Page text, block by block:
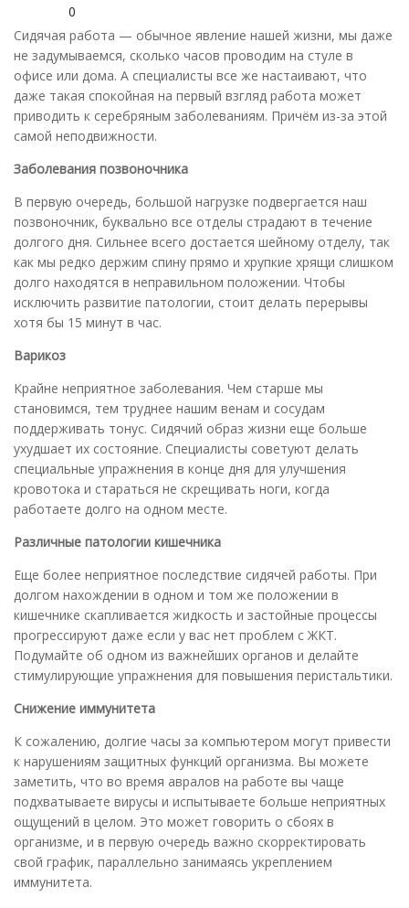
0
Сидячая работа — обычное явление нашей жизни, мы даже
не задумываемся, сколько часов проводим на стуле в
офисе или дома. А специалисты все же настаивают, что
даже такая спокойная на первый взгляд работа может
приводить к серебряным заболеваниям. Причём из-за этой
самой неподвижности.
Заболевания позвоночника
В первую очередь, большой нагрузке подвергается наш
позвоночник, буквально все отделы страдают в течение
долгого дня. Сильнее всего достается шейному отделу, так
как мы редко держим спину прямо и хрупкие хрящи слишком
долго находятся в неправильном положении. Чтобы
исключить развитие патологии, стоит делать перерывы
хотя бы 15 минут в час.
Варикоз
Крайне неприятное заболевания. Чем старше мы
становимся, тем труднее нашим венам и сосудам
поддерживать тонус. Сидячий образ жизни еще больше
ухудшает их состояние. Специалисты советуют делать
специальные упражнения в конце дня для улучшения
кровотока и стараться не скрещивать ноги, когда
работаете долго на одном месте.
Различные патологии кишечника
Еще более неприятное последствие сидячей работы. При
долгом нахождении в одном и том же положении в
кишечнике скапливается жидкость и застойные процессы
прогрессируют даже если у вас нет проблем с ЖКТ.
Подумайте об одном из важнейших органов и делайте
стимулирующие упражнения для повышения перистальтики.
Снижение иммунитета
К сожалению, долгие часы за компьютером могут привести
к нарушениям защитных функций организма. Вы можете
заметить, что во время авралов на работе вы чаще
подхватываете вирусы и испытываете больше неприятных
ощущений в целом. Это может говорить о сбоях в
организме, и в первую очередь важно скорректировать
свой график, параллельно занимаясь укреплением
иммунитета.